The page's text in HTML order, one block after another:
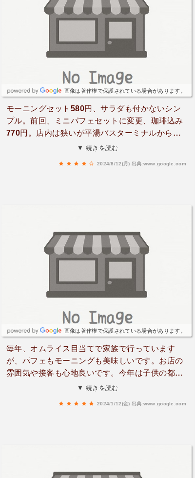
画像は著作権で保護されている場合があります。
モーニングセット580円、サラダも付かないシン
プル。前回、ミニパフェセットに変更、珈琲込み
770円。店内は狭いが平湯バスターミナルから歩
いて直ぐ。店舗の2階は毎回気になる？水は美味
▼ 続きを読む
2024/8/12(月) 出典:www.google.com
画像は著作権で保護されている場合があります。
毎年、オムライス目当てで家族で行っています
が、パフェもモーニングも美味しいです。お店の
雰囲気や接客も心地良いです。今年は子供の都合
で旅行に行けなくなりそうでしたが、運良く宿泊
▼ 続きを読む
2024/1/12(金) 出典:www.google.com